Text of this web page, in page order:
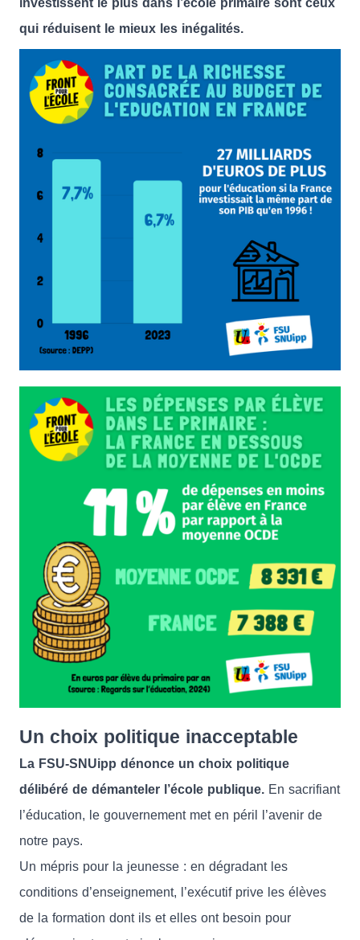
investissent le plus dans l’école primaire sont ceux
qui réduisent le mieux les inégalités.
Un choix politique inacceptable
La FSU-SNUipp dénonce un choix politique
délibéré de démanteler l’école publique. En sacrifiant
l’éducation, le gouvernement met en péril l’avenir de
notre pays.
Un mépris pour la jeunesse : en dégradant les
conditions d’enseignement, l’exécutif prive les élèves
de la formation dont ils et elles ont besoin pour